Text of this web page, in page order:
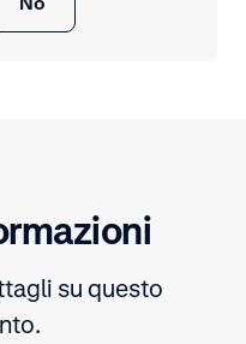
su questo